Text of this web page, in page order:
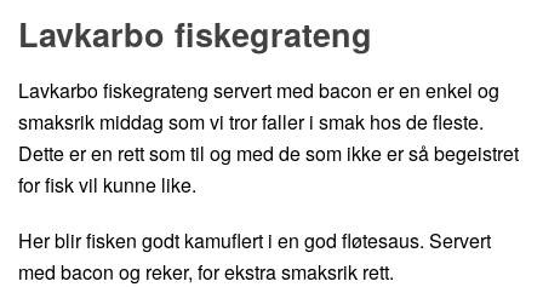
Lavkarbo fiskegrateng
Lavkarbo fiskegrateng servert med bacon er en enkel og
smaksrik middag som vi tror faller i smak hos de fleste.
Dette er en rett som til og med de som ikke er så begeistret
for fisk vil kunne like.
Her blir fisken godt kamuflert i en god fløtesaus. Servert
med bacon og reker, for ekstra smaksrik rett.